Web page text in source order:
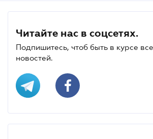
Читайте нас в соцсетях.
Подпишитесь, чтоб быть в курсе
новостей.